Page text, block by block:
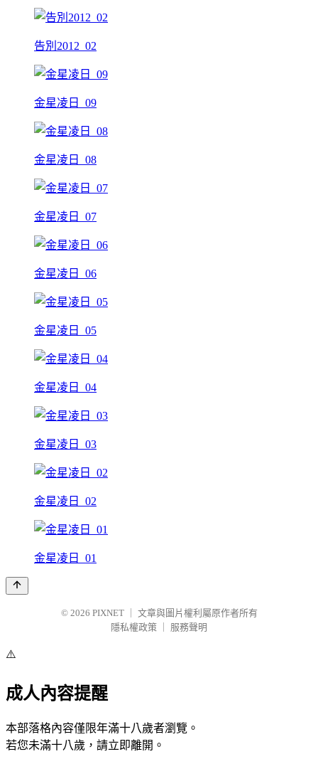
告別2012_02
金星凌日_09
金星凌日_08
金星凌日_07
金星凌日_06
金星凌日_05
金星凌日_04
金星凌日_03
金星凌日_02
金星凌日_01
© 2026 PIXNET
文章與圖片權利屬原作者所有
隱私權政策
服務聲明
⚠️
成人內容提醒
本部落格內容僅限年滿十八歲者瀏覽。
若您未滿十八歲，請立即離開。